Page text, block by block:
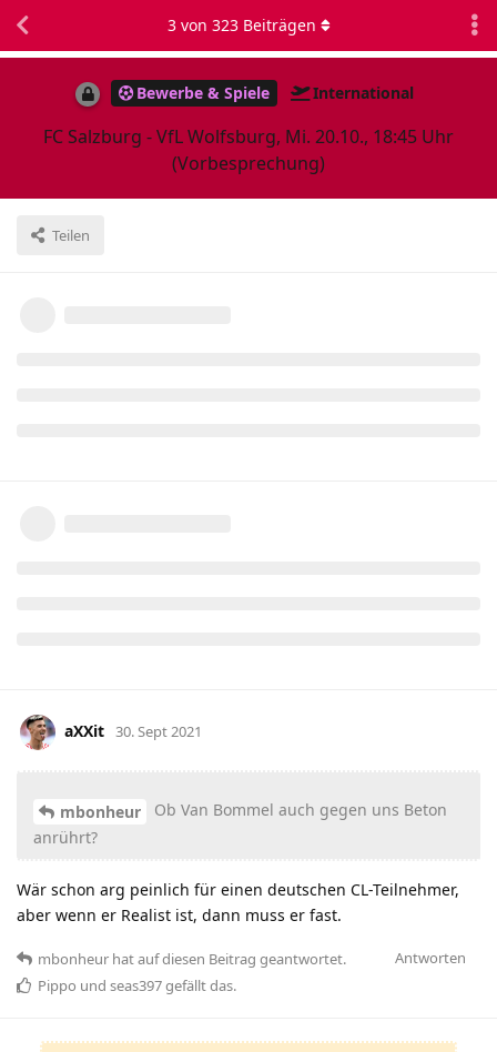
Bewerbe & Spiele International
FC Salzburg - VfL Wolfsburg, Mi. 20.10., 18:45 Uhr
(Vorbesprechung)
Teilen
3von 323Beiträgen
aXXit 30. Sept 2021
mbonheur
Ob Van Bommel auch gegen uns Beton
anrührt?
Wär schon arg peinlich für einen deutschen CL-Teilnehmer,
aber wenn er Realist ist, dann muss er fast.
Antworten
mbonheur hatauf diesen Beitrag geantwortet.
Pippo und seas397gefällt das.